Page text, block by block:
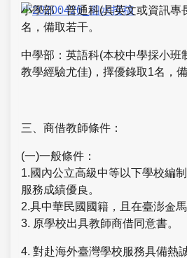
小學部：普通科(具英文或資訊專
名，備取若干。
中學部：英語科(本校中學採小班
教學經驗尤佳)，擇優錄取1名，備
三、商借教師條件：
(一)一般條件：
1.國內公立高級中等以下學校編
服務成績優良。
2.具中華民國國籍，且在臺澎金馬
3. 原學校出具教師商借同意書。
4. 對赴海外臺灣學校服務具備熱